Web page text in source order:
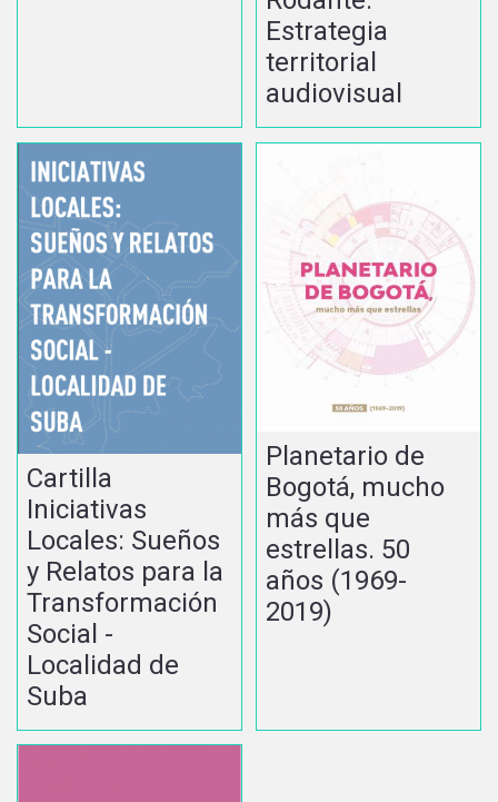
Estrategia
territorial
audiovisual
Cartilla
Iniciativas
Locales: Sueños
y Relatos para la
Transformación
Social -
Localidad de
Suba
Planetario de
Bogotá, mucho
más que
estrellas. 50
años (1969-
2019)